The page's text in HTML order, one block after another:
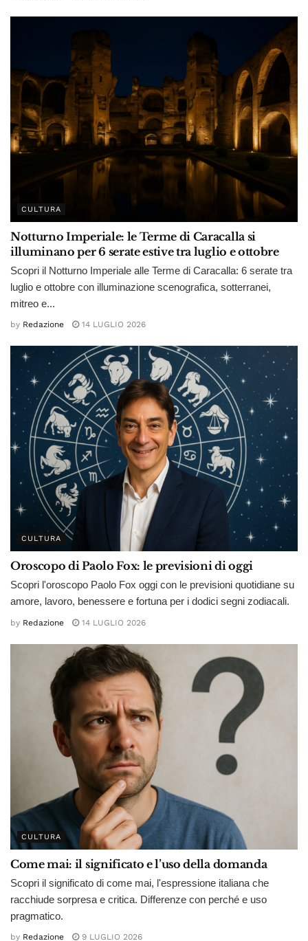
CULTURA
Notturno Imperiale: le Terme di Caracalla si
illuminano per 6 serate estive tra luglio e ottobre
Scopri il Notturno Imperiale alle Terme di Caracalla: 6 serate tra
luglio e ottobre con illuminazione scenografica, sotterranei,
mitreo e...
by Redazione 14 LUGLIO 2026
CULTURA
Oroscopo di Paolo Fox: le previsioni di oggi
Scopri l'oroscopo Paolo Fox oggi con le previsioni quotidiane su
amore, lavoro, benessere e fortuna per i dodici segni zodiacali.
by Redazione 14 LUGLIO 2026
CULTURA
Come mai: il significato e l’uso della domanda
Scopri il significato di come mai, l'espressione italiana che
racchiude sorpresa e critica. Differenze con perché e uso
pragmatico.
by Redazione 9 LUGLIO 2026